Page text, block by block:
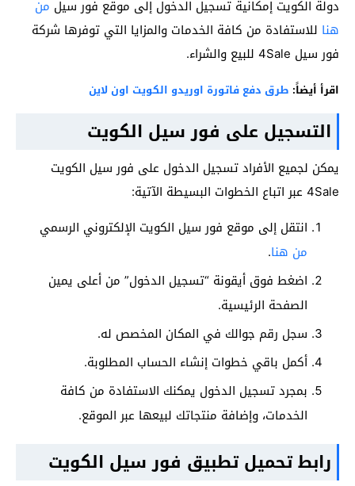
دولة الكويت إمكانية تسجيل الدخول إلى موقع فور سيل من
هنا للاستفادة من كافة الخدمات والمزايا التي توفرها شركة
فور سيل 4Sale للبيع والشراء.
اقرأ أيضاً: طرق دفع فاتورة اوريدو الكويت اون لاين
التسجيل على فور سيل الكويت
يمكن لجميع الأفراد تسجيل الدخول على فور سيل الكويت
4Sale عبر اتباع الخطوات البسيطة الآتية:
انتقل إلى موقع فور سيل الكويت الإلكتروني الرسمي
من هنا.
اضغط فوق أيقونة “تسجيل الدخول” من أعلى يمين
الصفحة الرئيسية.
سجل رقم جوالك في المكان المخصص له.
أكمل باقي خطوات إنشاء الحساب المطلوبة.
بمجرد تسجيل الدخول يمكنك الاستفادة من كافة
الخدمات، وإضافة منتجاتك لبيعها عبر الموقع.
رابط تحميل تطبيق فور سيل الكويت